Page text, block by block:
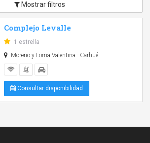
Mostrar filtros
Complejo Levalle
1 estrella
Moreno y Loma Valentina - Carhué
Consultar disponibilidad